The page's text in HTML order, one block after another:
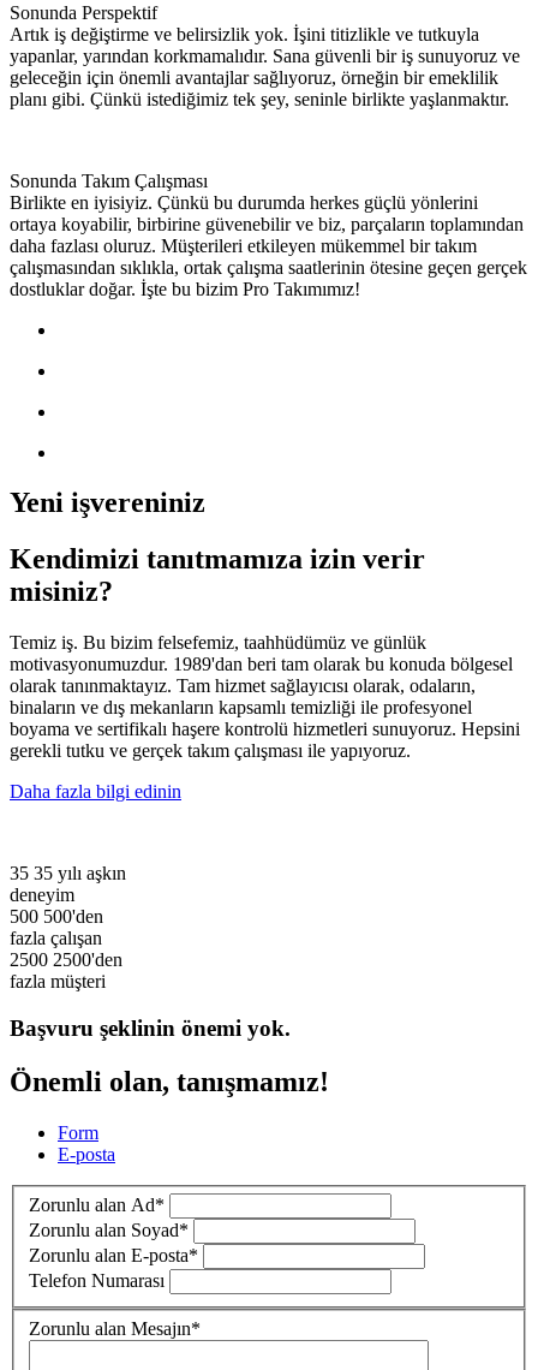
Sonunda Perspektif
Artık iş değiştirme ve belirsizlik yok. İşini titizlikle ve tutkuyla
yapanlar, yarından korkmamalıdır. Sana güvenli bir iş sunuyoruz ve
geleceğin için önemli avantajlar sağlıyoruz, örneğin bir emeklilik
planı gibi. Çünkü istediğimiz tek şey, seninle birlikte yaşlanmaktır.
Sonunda Takım Çalışması
Birlikte en iyisiyiz. Çünkü bu durumda herkes güçlü yönlerini
ortaya koyabilir, birbirine güvenebilir ve biz, parçaların toplamından
daha fazlası oluruz. Müşterileri etkileyen mükemmel bir takım
çalışmasından sıklıkla, ortak çalışma saatlerinin ötesine geçen gerçek
dostluklar doğar. İşte bu bizim Pro Takımımız!
Yeni işvereniniz
Kendimizi tanıtmamıza izin verir
misiniz?
Temiz iş. Bu bizim felsefemiz, taahhüdümüz ve günlük
motivasyonumuzdur. 1989'dan beri tam olarak bu konuda bölgesel
olarak tanınmaktayız. Tam hizmet sağlayıcısı olarak, odaların,
binaların ve dış mekanların kapsamlı temizliği ile profesyonel
boyama ve sertifikalı haşere kontrolü hizmetleri sunuyoruz. Hepsini
gerekli tutku ve gerçek takım çalışması ile yapıyoruz.
Daha fazla bilgi edinin
35 35 yılı aşkın
deneyim
500 500'den
fazla çalışan
2500 2500'den
fazla müşteri
Başvuru şeklinin önemi yok.
Önemli olan, tanışmamız!
Form
E-posta
Zorunlu alan Ad*
Zorunlu alan Soyad*
Zorunlu alan E-posta*
Telefon Numarası
Zorunlu alan Mesajın*